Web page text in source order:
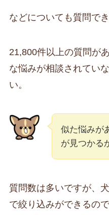
などについても質問でき
21,800件以上の質問が
な悩みが相談されてい
い。
似た悩みが
が見つかる
質問数は多いですが、
で絞り込みができるの